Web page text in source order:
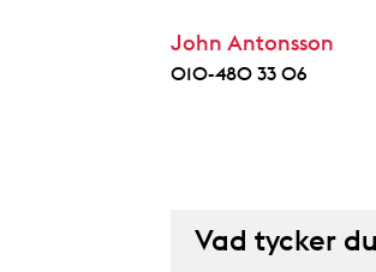
John Antonsson
010-480 33 06
Vad tycker